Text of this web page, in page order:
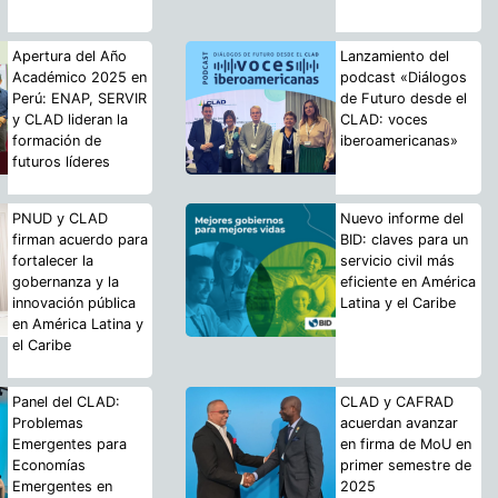
Apertura del Año
Académico 2025 en
Perú: ENAP, SERVIR
y CLAD lideran la
formación de
futuros líderes
Lanzamiento del
podcast «Diálogos
de Futuro desde el
CLAD: voces
iberoamericanas»
PNUD y CLAD
firman acuerdo para
fortalecer la
gobernanza y la
innovación pública
en América Latina y
el Caribe
Nuevo informe del
BID: claves para un
servicio civil más
eficiente en América
Latina y el Caribe
Panel del CLAD:
Problemas
Emergentes para
Economías
Emergentes en
CLAD y CAFRAD
acuerdan avanzar
en firma de MoU en
primer semestre de
2025